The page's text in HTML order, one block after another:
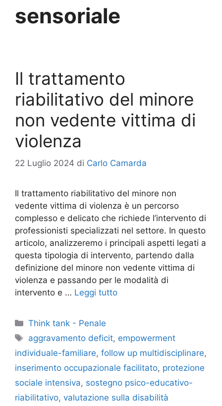
sensoriale
Il trattamento
riabilitativo del minore
non vedente vittima di
violenza
22 Luglio 2024 di Carlo Camarda
Il trattamento riabilitativo del minore non
vedente vittima di violenza è un percorso
complesso e delicato che richiede l’intervento di
professionisti specializzati nel settore. In questo
articolo, analizzeremo i principali aspetti legati a
questa tipologia di intervento, partendo dalla
definizione del minore non vedente vittima di
violenza e passando per le modalità di
intervento e … Leggi tutto
Categorie
Think tank - Penale
Tag
aggravamento deficit, empowerment
individuale-familiare, follow up multidisciplinare,
inserimento occupazionale facilitato, protezione
sociale intensiva, sostegno psico-educativo-
riabilitativo, valutazione sulla disabilità